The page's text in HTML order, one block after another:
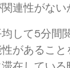
連性がない
して5分間
があるこ